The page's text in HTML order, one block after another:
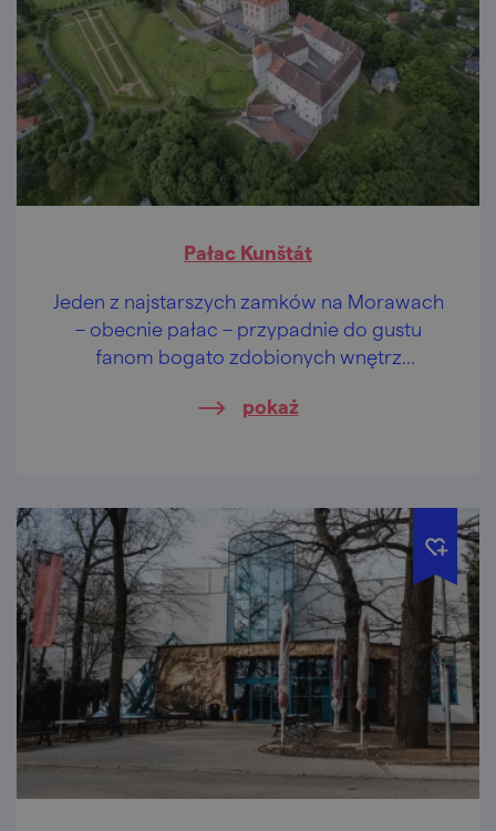
Pałac Kunštát
Jeden z najstarszych zamków na Morawach
– obecnie pałac – przypadnie do gustu
fanom bogato zdobionych wnętrz
pokaż